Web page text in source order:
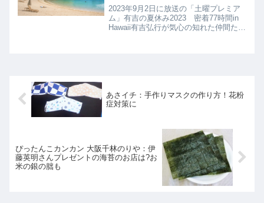
泊したホテル
2023年9月2日に放送の「土曜プレミア
ム」有吉の夏休み2023 密着77時間in
Hawaii有吉弘行が気心の知れた仲間たち
あさイチ：手作りマスクの作り方！花粉
症対策に
ぴったんこカンカン 大阪千林のりや：伊
藤英明さんプレゼントの海苔のお店は?お
米の銀の朏も